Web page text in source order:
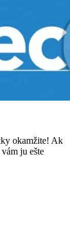
okamžite! Ak
ju ešte